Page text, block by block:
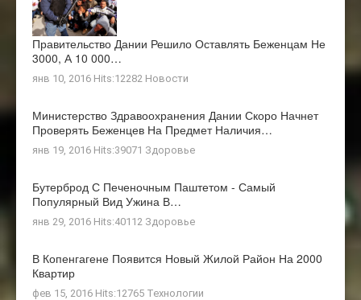
Правительство Дании Решило Оставлять Беженцам Не
3000, А 10 000…
янв 10, 2016 Hits:12282 Новости
Министерство Здравоохранения Дании Скоро Начнет
Проверять Беженцев На Предмет Наличия…
янв 19, 2016 Hits:39071 Здоровье
Бутерброд С Печеночным Паштетом - Самый
Популярный Вид Ужина В…
янв 29, 2016 Hits:40112 Здоровье
В Копенгагене Появится Новый Жилой Район На 2000
Квартир
фев 15, 2016 Hits:12765 Технологии